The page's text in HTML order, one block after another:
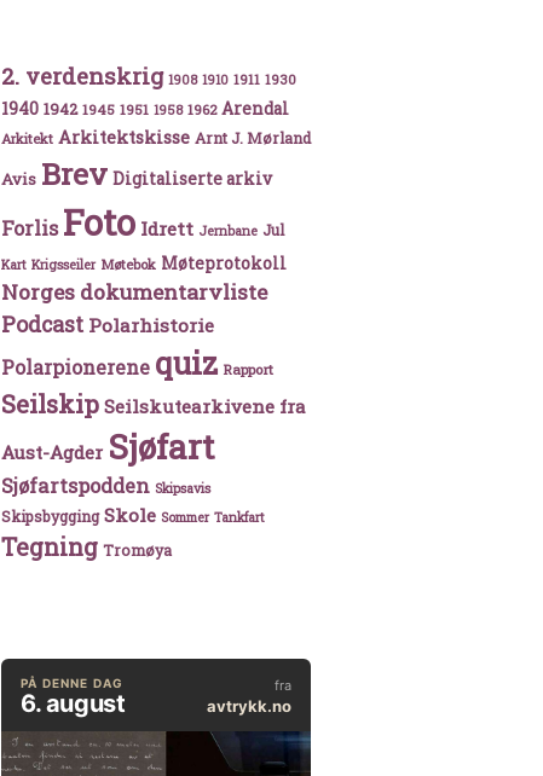
2. verdenskrig 1908 1910 1911 1930
1940 1942 1945 1951 1958 1962 Arendal
Arkitekt Arkitektskisse Arnt J. Mørland
Avis Brev Digitaliserte arkiv
Forlis Foto Idrett Jernbane Jul
Kart Krigsseiler Møtebok Møteprotokoll
Norges dokumentarvliste
Podcast Polarhistorie
Polarpionerene quiz Rapport
Seilskip Seilskutearkivene fra
Aust-Agder Sjøfart
Sjøfartspodden Skipsavis
Skipsbygging Skole Sommer Tankfart
Tegning Tromøya